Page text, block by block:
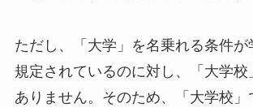
ただし、「大学」を名乗れる条件が
規定されているのに対し、「大学校
ありません。そのため、「大学校」